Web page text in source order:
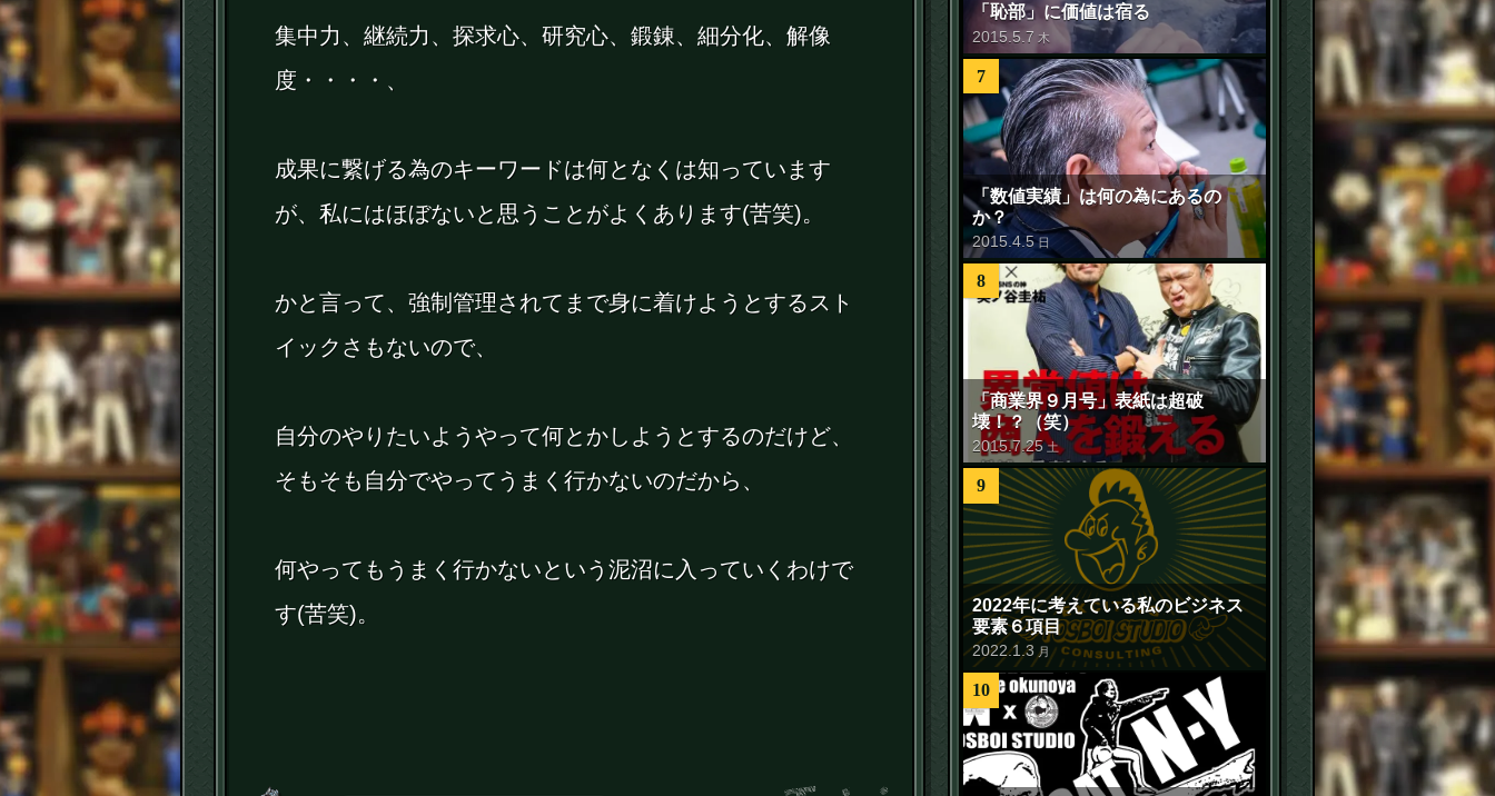
集中力、継続力、探求心、研究心、鍛錬、細分化、解像
度・・・・、
成果に繋げる為のキーワードは何となくは知っています
が、私にはほぼないと思うことがよくあります(苦笑)。
かと言って、強制管理されてまで身に着けようとするスト
イックさもないので、
自分のやりたいようやって何とかしようとするのだけど、
そもそも自分でやってうまく行かないのだから、
何やってもうまく行かないという泥沼に入っていくわけで
す(苦笑)。
「恥部」に価値は宿る
2015 .5 .7 木
7
「数値実績」は何の為にあるの
か？
2015 .4.5 日
8
「商業界９月号」表紙は超破
壊！？（笑）
2015.7.25 土
9
2022年に考えている私のビジネス
要素６項目
2022.1 .3 月
10